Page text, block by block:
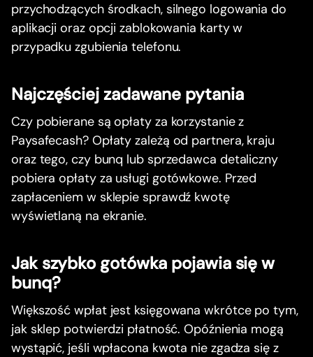
przychodzących środkach, silnego logowania do
aplikacji oraz opcji zablokowania karty w
przypadku zgubienia telefonu.
Najczęściej zadawane pytania
Czy pobierane są opłaty za korzystanie z
Paysafecash? Opłaty zależą od partnera, kraju
oraz tego, czy bunq lub sprzedawca detaliczny
pobiera opłaty za usługi gotówkowe. Przed
zapłaceniem w sklepie sprawdź kwotę
wyświetlaną na ekranie.
Jak szybko gotówka pojawia się w
bunq?
Większość wpłat jest księgowana wkrótce po tym,
jak sklep potwierdzi płatność. Opóźnienia mogą
wystąpić, jeśli wpłacona kwota nie zgadza się z